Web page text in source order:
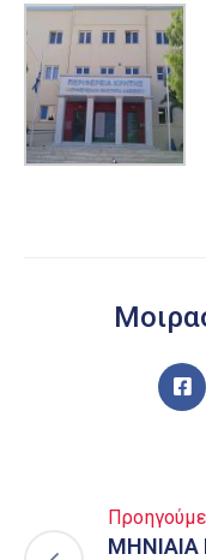
ΜΗΝΙΑΙΑ